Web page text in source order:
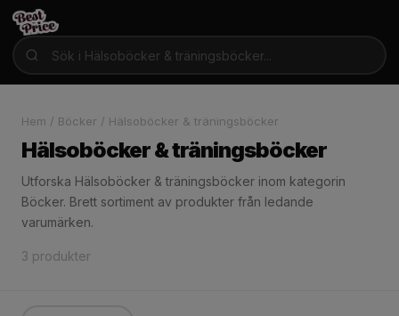
Hem / Böcker / Hälsoböcker & träningsböcker
Hälsoböcker & träningsböcker
Utforska Hälsoböcker & träningsböcker inom kategorin
Böcker. Brett sortiment av produkter från ledande
varumärken.
3 produkter